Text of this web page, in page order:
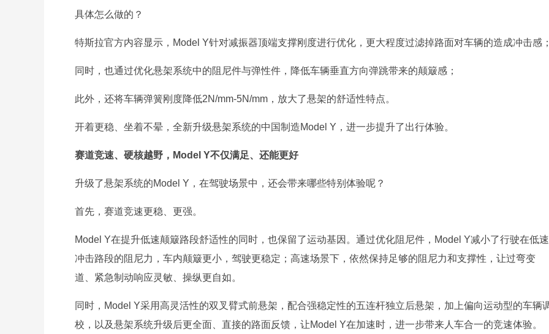
具体怎么做的？
特斯拉官方内容显示，Model Y针对减振器顶端支撑刚度进行优化，更大程度过滤掉路面对车辆的造成冲击感
同时，也通过优化悬架系统中的阻尼件与弹性件，降低车辆垂直方向弹跳带来的颠簸感；
此外，还将车辆弹簧刚度降低2N/mm-5N/mm，放大了悬架的舒适性特点。
开着更稳、坐着不晕，全新升级悬架系统的中国制造Model Y，进一步提升了出行体验。
赛道竞速、硬核越野，Model Y不仅满足、还能更好
升级了悬架系统的Model Y，在驾驶场景中，还会带来哪些特别体验呢？
首先，赛道竞速更稳、更强。
Model Y在提升低速颠簸路段舒适性的同时，也保留了运动基因。通过优化阻尼件，Model Y减小了行驶在低速
冲击路段的阻尼力，车内颠簸更小，驾驶更稳定；高速场景下，依然保持足够的阻尼力和支撑性，让过弯变
道、紧急制动响应灵敏、操纵更自如。
同时，Model Y采用高灵活性的双叉臂式前悬架，配合强稳定性的五连杆独立后悬架，加上偏向运动型的车辆
校，以及悬架系统升级后更全面、直接的路面反馈，让Model Y在加速时，进一步带来人车合一的竞速体验。